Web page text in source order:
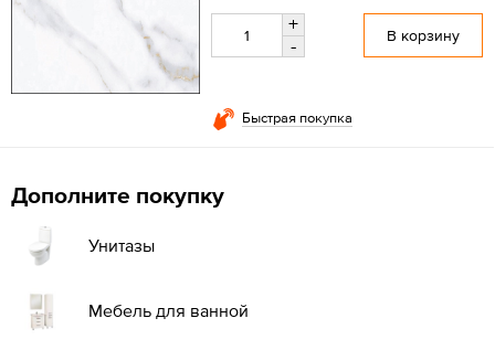
+
-
В корзину
Быстрая покупка
Дополните покупку
Унитазы
Мебель для ванной